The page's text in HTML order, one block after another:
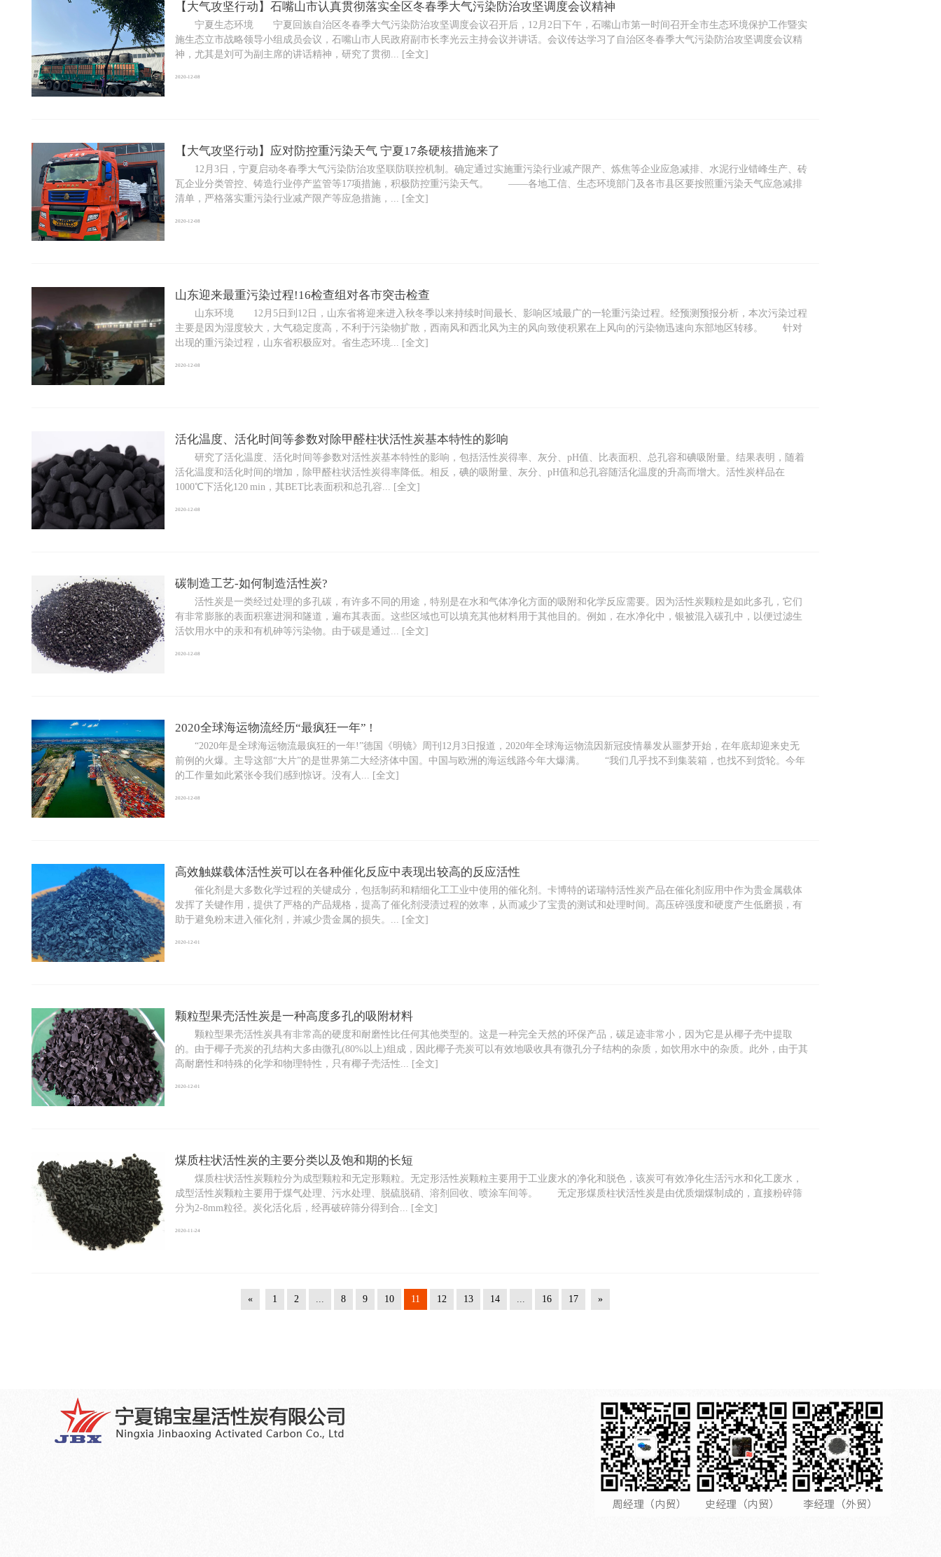
【大气攻坚行动】石嘴山市认真贯彻落实全区冬春季大气污染防治攻坚调度会议精神
宁夏生态环境 宁夏回族自治区冬春季大气污染防治攻坚调度会议召开后，12月2日下午，石嘴山市第一时间召开全市生态环境保护工作暨实
施生态立市战略领导小组成员会议，石嘴山市人民政府副市长李光云主持会议并讲话。会议传达学习了自治区冬春季大气污染防治攻坚调度会议精
神，尤其是刘可为副主席的讲话精神，研究了贯彻... [全文]
2020-12-08
【大气攻坚行动】应对防控重污染天气 宁夏17条硬核措施来了
12月3日，宁夏启动冬春季大气污染防治攻坚联防联控机制。确定通过实施重污染行业减产限产、炼焦等企业应急减排、水泥行业错峰生产、砖
瓦企业分类管控、铸造行业停产监管等17项措施，积极防控重污染天气。 ——各地工信、生态环境部门及各市县区要按照重污染天气应急减排
清单，严格落实重污染行业减产限产等应急措施，... [全文]
2020-12-08
山东迎来最重污染过程!16检查组对各市突击检查
山东环境 12月5日到12日，山东省将迎来进入秋冬季以来持续时间最长、影响区域最广的一轮重污染过程。经预测预报分析，本次污染过程
主要是因为湿度较大，大气稳定度高，不利于污染物扩散，西南风和西北风为主的风向致使积累在上风向的污染物迅速向东部地区转移。 针对
出现的重污染过程，山东省积极应对。省生态环境... [全文]
2020-12-08
活化温度、活化时间等参数对除甲醛柱状活性炭基本特性的影响
研究了活化温度、活化时间等参数对活性炭基本特性的影响，包括活性炭得率、灰分、pH值、比表面积、总孔容和碘吸附量。结果表明，随着
活化温度和活化时间的增加，除甲醛柱状活性炭得率降低。相反，碘的吸附量、灰分、pH值和总孔容随活化温度的升高而增大。活性炭样品在
1000℃下活化120 min，其BET比表面积和总孔容... [全文]
2020-12-08
碳制造工艺-如何制造活性炭?
活性炭是一类经过处理的多孔碳，有许多不同的用途，特别是在水和气体净化方面的吸附和化学反应需要。因为活性炭颗粒是如此多孔，它们
有非常膨胀的表面积塞进洞和隧道，遍布其表面。这些区域也可以填充其他材料用于其他目的。例如，在水净化中，银被混入碳孔中，以便过滤生
活饮用水中的汞和有机砷等污染物。由于碳是通过... [全文]
2020-12-08
2020全球海运物流经历“最疯狂一年” !
“2020年是全球海运物流最疯狂的一年!”德国《明镜》周刊12月3日报道，2020年全球海运物流因新冠疫情暴发从噩梦开始，在年底却迎来史无
前例的火爆。主导这部“大片”的是世界第二大经济体中国。中国与欧洲的海运线路今年大爆满。 “我们几乎找不到集装箱，也找不到货轮。今年
的工作量如此紧张令我们感到惊讶。没有人... [全文]
2020-12-08
高效触媒载体活性炭可以在各种催化反应中表现出较高的反应活性
催化剂是大多数化学过程的关键成分，包括制药和精细化工工业中使用的催化剂。卡博特的诺瑞特活性炭产品在催化剂应用中作为贵金属载体
发挥了关键作用，提供了严格的产品规格，提高了催化剂浸渍过程的效率，从而减少了宝贵的测试和处理时间。高压碎强度和硬度产生低磨损，有
助于避免粉末进入催化剂，并减少贵金属的损失。... [全文]
2020-12-01
颗粒型果壳活性炭是一种高度多孔的吸附材料
颗粒型果壳活性炭具有非常高的硬度和耐磨性比任何其他类型的。这是一种完全天然的环保产品，碳足迹非常小，因为它是从椰子壳中提取
的。由于椰子壳炭的孔结构大多由微孔(80%以上)组成，因此椰子壳炭可以有效地吸收具有微孔分子结构的杂质，如饮用水中的杂质。此外，由于其
高耐磨性和特殊的化学和物理特性，只有椰子壳活性... [全文]
2020-12-01
煤质柱状活性炭的主要分类以及饱和期的长短
煤质柱状活性炭颗粒分为成型颗粒和无定形颗粒。无定形活性炭颗粒主要用于工业废水的净化和脱色，该炭可有效净化生活污水和化工废水，
成型活性炭颗粒主要用于煤气处理、污水处理、脱硫脱硝、溶剂回收、喷涂车间等。 无定形煤质柱状活性炭是由优质烟煤制成的，直接粉碎筛
分为2-8mm粒径。炭化活化后，经再破碎筛分得到合... [全文]
2020-11-24
« 1 2 ... 8 9 10 11 12 13 14 ... 16 17 »